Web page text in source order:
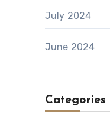
July 2024
June 2024
Categories